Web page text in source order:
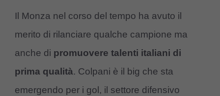
Il Monza nel corso del tempo ha avuto il
merito di rilanciare qualche campione ma
anche di promuovere talenti italiani di
prima qualità. Colpani è il big che sta
emergendo per i gol, il settore difensivo